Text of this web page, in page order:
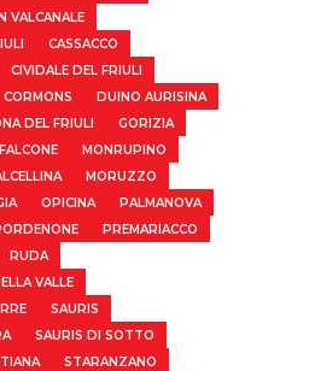
VALCANALE
CASSACCO
CIVIDALE DEL FRIULI
CORMONS
DUINO AURISINA
DEL FRIULI
GORIZIA
MONRUPINO
MORUZZO
OPICINA
PALMANOVA
PREMARIACCO
RUDA
VALLE
SAURIS
SAURIS DI SOTTO
STARANZANO